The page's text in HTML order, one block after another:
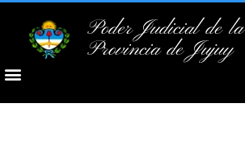
Poder Judicial de la
Provincia de Jujuy